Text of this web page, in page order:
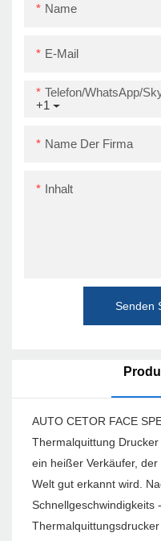
USB+RS232+LAN
Name
E-Mail
+1
Telefon/WhatsApp/
Name Der Firma
Inhalt
Senden
AUTO CETOR FACE
Thermalquittung
ein heißer Verkäufer,
Welt gut erkannt wird.
Schnellgeschwindigkeits